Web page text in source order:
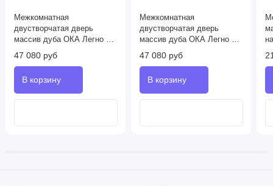
Межкомнатная
двустворчатая дверь
массив дуба ОКА Легно 1
натуральный дуб
47 080 руб
Межкомнатная
двустворчатая дверь
массив дуба ОКА Легно 1
галифакс табак
47 080 руб